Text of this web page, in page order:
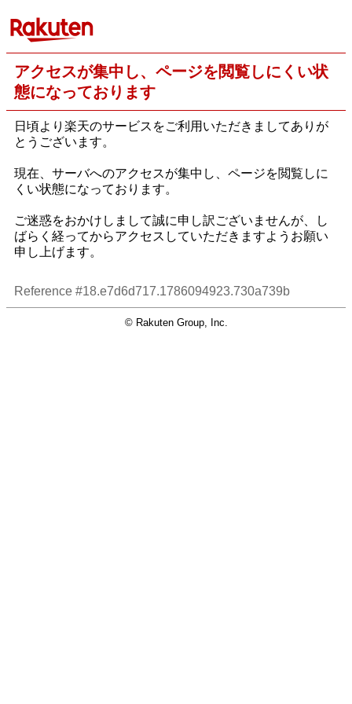
アクセスが集中し、ページを閲覧しにくい状
態になっております
日頃より楽天のサービスをご利用いただきましてありが
とうございます。
現在、サーバへのアクセスが集中し、ページを閲覧しに
くい状態になっております。
ご迷惑をおかけしまして誠に申し訳ございませんが、し
ばらく経ってからアクセスしていただきますようお願い
申し上げます。
Reference #18.e7d6d717.1786094923.730a739b
© Rakuten Group, Inc.